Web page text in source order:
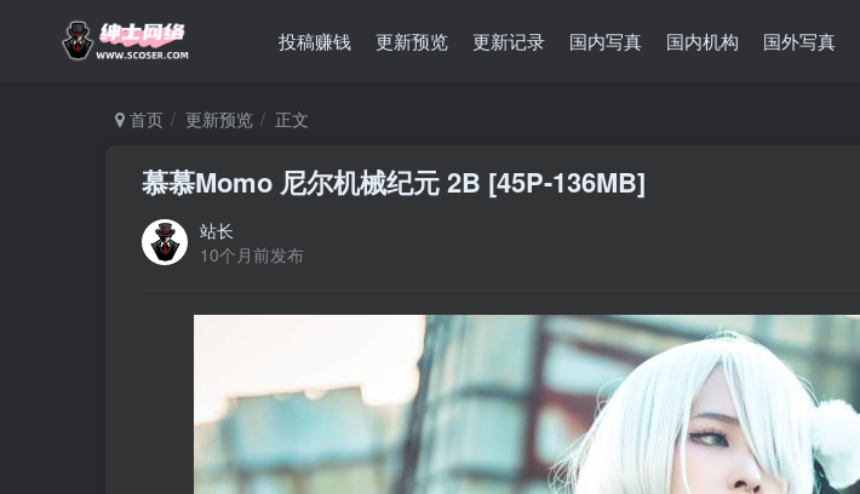
投稿赚钱 更新预览 更新记录 国内写真 国内机构 国外写真
首页 更新预览 正文
慕慕Momo 尼尔机械纪元 2B [45P-136MB]
站长
10个月前发布